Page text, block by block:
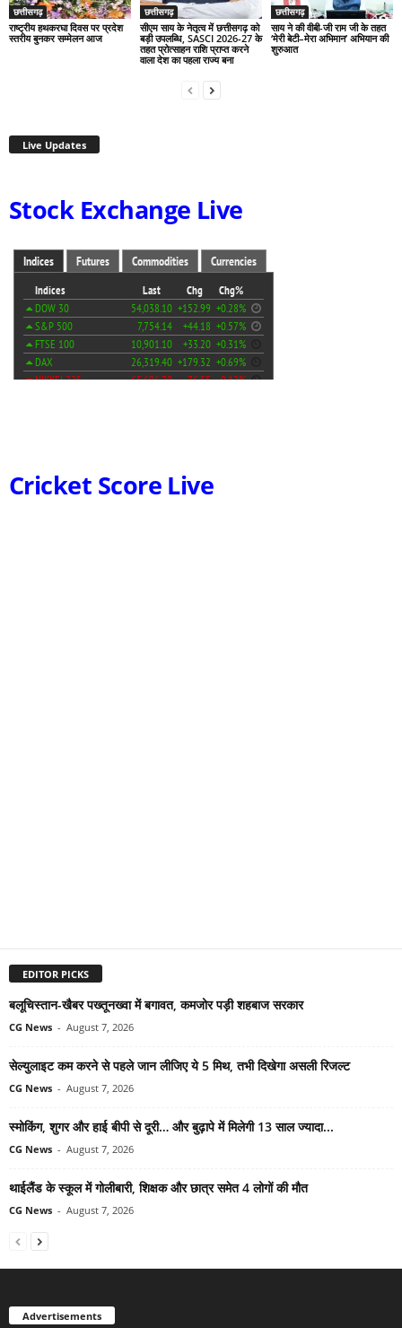
छत्तीसगढ़
राष्ट्रीय हथकरघा दिवस पर प्रदेश
स्तरीय बुनकर सम्मेलन आज
छत्तीसगढ़
सीएम साय के नेतृत्व में छत्तीसगढ़ को
बड़ी उपलब्धि, SASCI 2026-27 के
तहत प्रोत्साहन राशि प्राप्त करने
वाला देश का पहला राज्य बना
छत्तीसगढ़
साय ने की वीबी-जी राम जी के तहत
‘मेरी बेटी–मेरा अभिमान’ अभियान की
शुरुआत
Live Updates
Stock Exchange Live
Cricket Score Live
EDITOR PICKS
बलूचिस्तान-खैबर पख्तूनख्वा में बगावत, कमजोर पड़ी शहबाज सरकार
CG News - August 7, 2026
सेल्युलाइट कम करने से पहले जान लीजिए ये 5 मिथ, तभी दिखेगा असली रिजल्ट
CG News - August 7, 2026
स्मोकिंग, शुगर और हाई बीपी से दूरी… और बुढ़ापे में मिलेगी 13 साल ज्यादा...
CG News - August 7, 2026
थाईलैंड के स्कूल में गोलीबारी, शिक्षक और छात्र समेत 4 लोगों की मौत
CG News - August 7, 2026
Advertisements